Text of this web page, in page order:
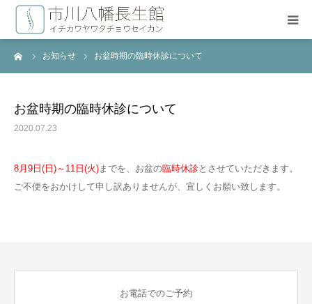
お知らせ お盆時期の臨時休診について
お盆時期の臨時休診について
2020.07.23
8月9日(日)～11日(火)までを、お盆の臨時休診とさせていただきます。
ご不便をおかけして申し訳ありませんが、宜しくお願い致します。
お電話でのご予約
HOME